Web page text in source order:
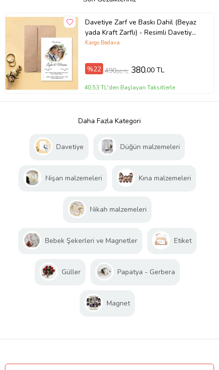
Davetiye Zarf ve Baskı Dahil (Beyaz
yada Kraft Zarflı) - Resimli Davetiye
- Düğün, Nişan, Nikah, Kına
Kargo Bedava
%22 490,00 TL 380,00 TL
40,53 TL'den Başlayan Taksitlerle
Daha Fazla Kategori
Davetiye Düğün malzemeleri
Nişan malzemeleri Kına malzemeleri
Nikah malzemeleri
Bebek Şekerleri ve Magnetler Etiket
Güller Papatya - Gerbera
Magnet